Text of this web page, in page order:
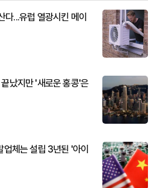
다...유럽 열광시킨 메이
났지만 '새로운 홍콩'은
체는 설립 3년된 '아이